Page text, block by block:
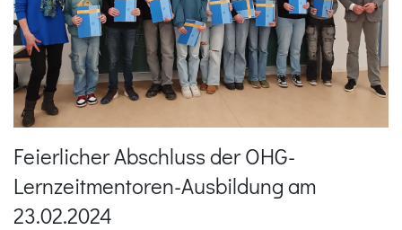
Feierlicher Abschluss der OHG-
Lernzeitmentoren-Ausbildung am
23.02.2024